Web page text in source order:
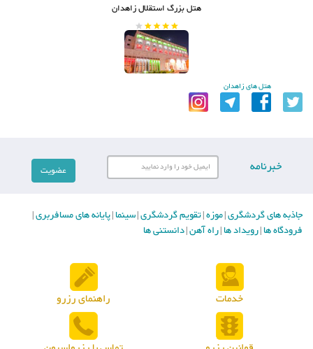
هتل بزرگ استقلال زاهدان
هتل های زاهدان
خبرنامه
جاذبه های گردشگری|موزه|تقویم گردشگری|سینما|پایانه های مسافربری|
فرودگاه ها|رویداد ها|راه آهن|دانستنی ها
خدمات راهنمای رزرو